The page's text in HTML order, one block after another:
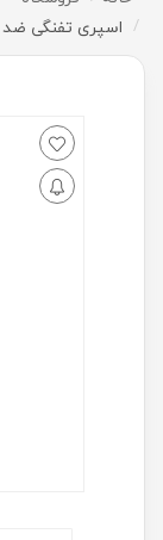
اسپری تفنگی ضد